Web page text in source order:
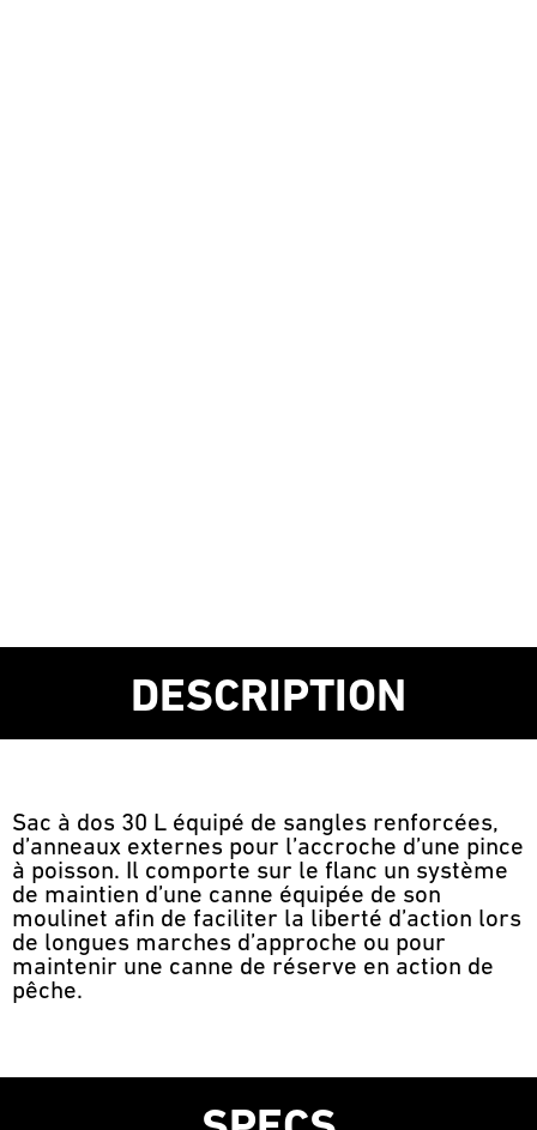
DESCRIPTION
Sac à dos 30 L équipé de sangles renforcées,
d’anneaux externes pour l’accroche d’une pince
à poisson. Il comporte sur le flanc un système
de maintien d’une canne équipée de son
moulinet afin de faciliter la liberté d’action lors
de longues marches d’approche ou pour
maintenir une canne de réserve en action de
pêche.